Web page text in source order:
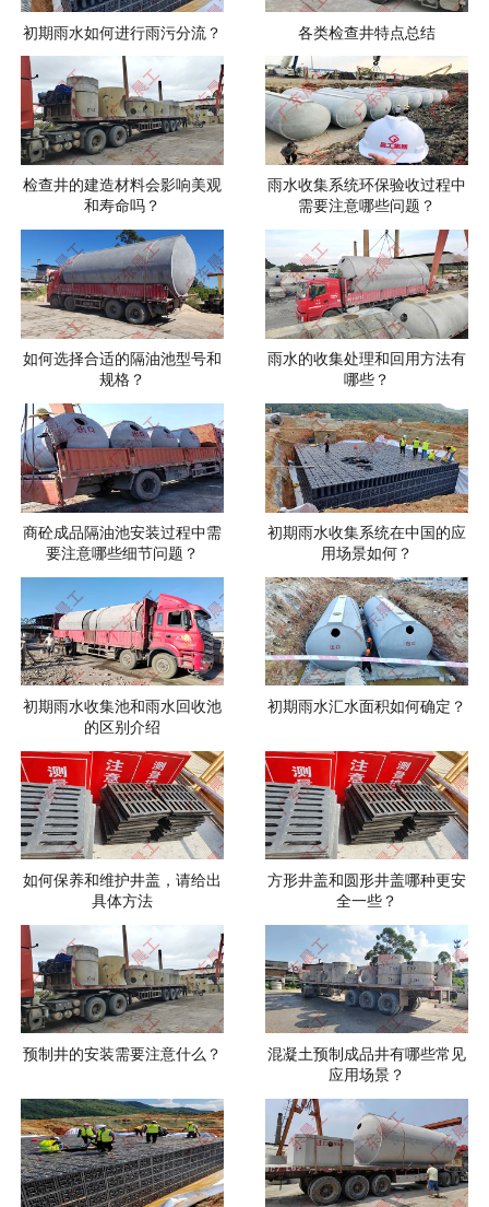
初期雨水如何进行雨污分流？ 各类检查井特点总结
检查井的建造材料会影响美观
和寿命吗？
雨水收集系统环保验收过程中
需要注意哪些问题？
如何选择合适的隔油池型号和
规格？
雨水的收集处理和回用方法有
哪些？
商砼成品隔油池安装过程中需
要注意哪些细节问题？
初期雨水收集系统在中国的应
用场景如何？
初期雨水收集池和雨水回收池
的区别介绍
初期雨水汇水面积如何确定？
如何保养和维护井盖，请给出
具体方法
方形井盖和圆形井盖哪种更安
全一些？
预制井的安装需要注意什么？
混凝土预制成品井有哪些常见
应用场景？